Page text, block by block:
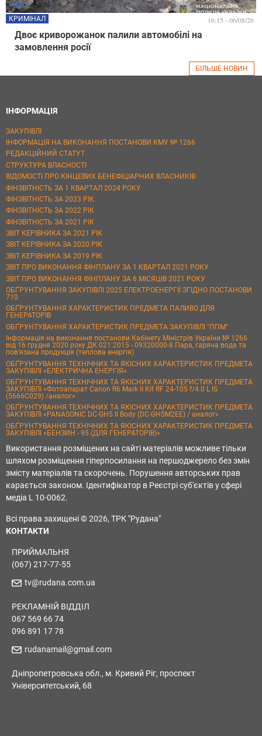
Двоє криворожанок палили автомобілі на
замовлення росії
КРИМІНАЛ 16:15 - 06/08/26
БІЛЬШЕ НОВИН
ІНФОРМАЦІЯ
ЗАКУПІВЛІ
ІНФОРМАЦІЯ НА ВИКОНАННЯ ПОСТАНОВИ КМУ № 1266
РЕДАКЦІЙНИЙ СТАТУТ
СТРУКТУРА ВЛАСНОСТІ
ВІДОМОСТІ ПРО КІНЦЕВИХ БЕНЕФІЦІАРНИХ ВЛАСНИКІВ
ФІНЗВІТНІСТЬ ЗА 1 КВАРТАЛ 2024 РОКУ
ФІНЗВІТНІСТЬ ЗА 2023 РІК
ФІНЗВІТНІСТЬ ЗА 2022 РІК
ФІНЗВІТНІСТЬ ЗА 2021 РІК
ЗВІТ КЕРІВНИКА ЗА 2021 РІК
ЗВІТ КЕРІВНИКА ЗА 2020 РІК
ЗВІТ КЕРІВНИКА ЗА 2019 РІК
ЗВІТ ПРО ВИКОНАННЯ ФІНПЛАНУ ЗА 1 КВАРТАЛ 2021 РОКУ
ЗВІТ ПРО ВИКОНАННЯ ФІНПЛАНУ ЗА 6 МІСЯЦІВ 2021 РОКУ
ОБҐРУНТУВАННЯ ЗАКУПІВЛІ 2025 ЕЛЕКТРОЕНЕРГІЇ ЗГІДНО ПОСТАНОВИ
710
ОБҐРУНТУВАННЯ ХАРАКТЕРИСТИК ПРЕДМЕТА ПАЛИВО ДЛЯ
ГЕНЕРАТОРІВ
ОБҐРУНТУВАННЯ ХАРАКТЕРИСТИК ПРЕДМЕТА ЗАКУПІВЛІ "ППМ"
Інформація на виконання постанови Кабінету Міністрів України № 1266
від 16 грудня 2020 року ДК 021:2015 - 09320000-8 Пара, гаряча вода та
пов’язана продукція (теплова енергія)
ОБҐРУНТУВАННЯ ТЕХНІЧНИХ ТА ЯКІСНИХ ХАРАКТЕРИСТИК ПРЕДМЕТА
ЗАКУПІВЛІ «ЕЛЕКТРИЧНА ЕНЕРГІЯ»
ОБҐРУНТУВАННЯ ТЕХНІЧНИХ ТА ЯКІСНИХ ХАРАКТЕРИСТИК ПРЕДМЕТА
ЗАКУПІВЛІ «Фотоапарат Canon R6 Mark II Kit RF 24-105 f/4.0 L IS
(5666C029) /аналог»
ОБҐРУНТУВАННЯ ТЕХНІЧНИХ ТА ЯКІСНИХ ХАРАКТЕРИСТИК ПРЕДМЕТА
ЗАКУПІВЛІ «PANASONIC DC-GH5 II Body (DC-GH5M2EE) / аналог»
ОБҐРУНТУВАННЯ ТЕХНІЧНИХ ТА ЯКІСНИХ ХАРАКТЕРИСТИК ПРЕДМЕТА
ЗАКУПІВЛІ «БЕНЗИН - 95 (ДЛЯ ГЕНЕРАТОРІВ)»
Використання розміщених на сайті матеріалів можливе тільки
шляхом розміщення гіперпосилання на першоджерело без змін
змісту матеріалів та скорочень. Порушення авторських прав
карається законом. Ідентифікатор в Реєстрі суб'єктів у сфері
медіа L 10-0062.
Всі права захищені © 2026, ТРК "Рудана"
КОНТАКТИ
ПРИЙМАЛЬНЯ
(067) 217-77-55
tv@rudana.com.ua
РЕКЛАМНІЙ ВІДДІЛ
067 569 66 74
096 891 17 78
rudanamail@gmail.com
Дніпропетровська обл., м. Кривий Ріг, проспект
Університетський, 68